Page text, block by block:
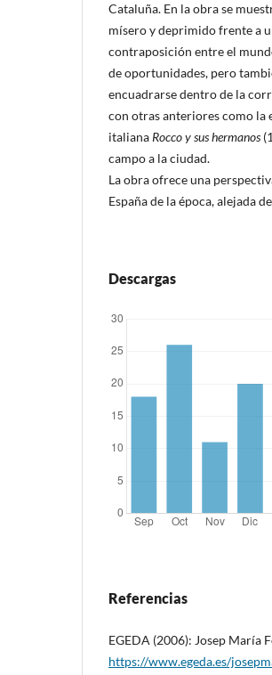
Cataluña. En la obra se
mísero y deprimido frente a
contraposición entre el
de oportunidades, pero
encuadrarse dentro de la
con otras anteriores como la
italiana Rocco y sus hermanos
campo a la ciudad.
La obra ofrece una
España de la época, alejada
Descargas
Referencias
EGEDA (2006): Josep María
https://www.egeda.es/